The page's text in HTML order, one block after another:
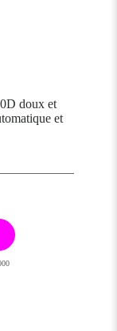
doux et
et